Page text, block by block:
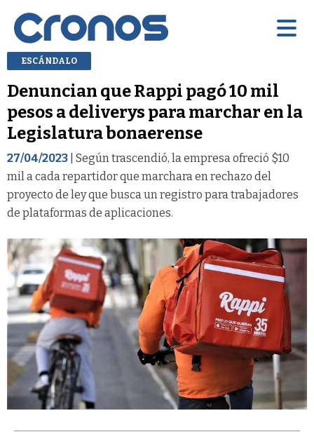
ESCÁNDALO
Denuncian que Rappi pagó 10 mil
pesos a deliverys para marchar en la
Legislatura bonaerense
27/04/2023 | Según trascendió, la empresa ofreció $10
mil a cada repartidor que marchara en rechazo del
proyecto de ley que busca un registro para trabajadores
de plataformas de aplicaciones.